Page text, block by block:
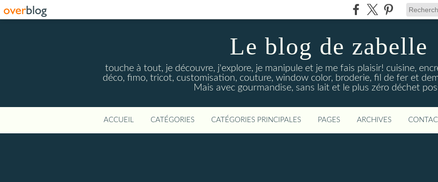
Le blog de zabelle
touche à tout, je découvre, j'explore, je manipule et je me fais plaisir! cuisine,
déco, fimo, tricot, customisation, couture, window color, broderie, fil de fer et
Mais avec gourmandise, sans lait et le plus zéro déchet
ACCUEIL CATÉGORIES CATÉGORIES PRINCIPALES PAGES ARCHIVES